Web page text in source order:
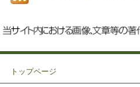
トップページ